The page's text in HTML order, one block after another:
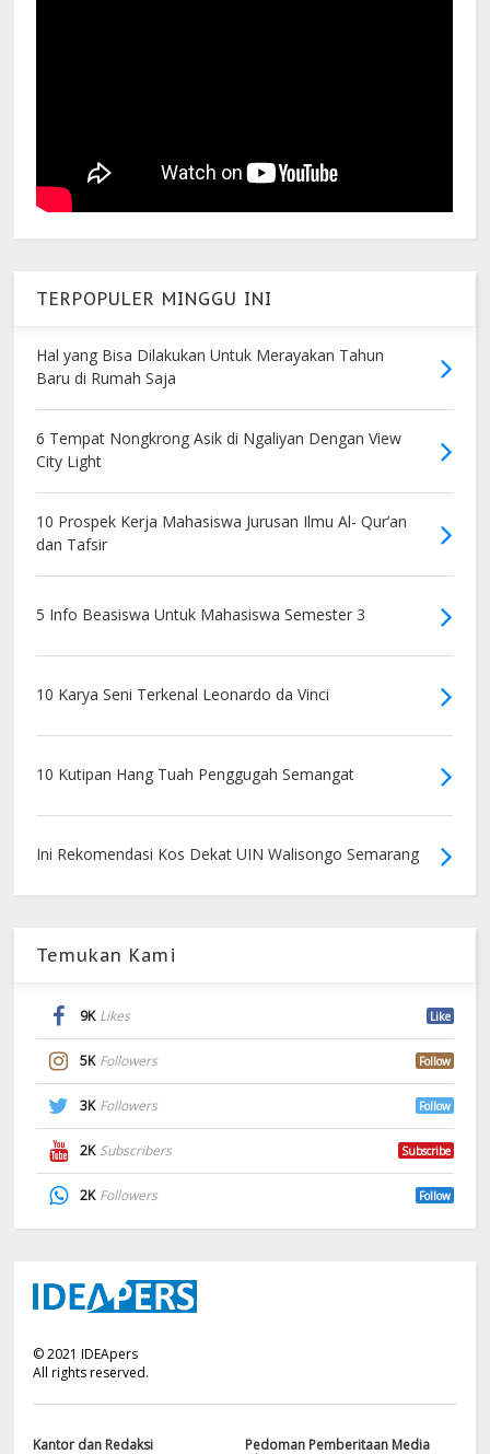
TERPOPULER MINGGU INI
Hal yang Bisa Dilakukan Untuk Merayakan Tahun
Baru di Rumah Saja
6 Tempat Nongkrong Asik di Ngaliyan Dengan View
City Light
10 Prospek Kerja Mahasiswa Jurusan Ilmu Al- Qur’an
dan Tafsir
5 Info Beasiswa Untuk Mahasiswa Semester 3
10 Karya Seni Terkenal Leonardo da Vinci
10 Kutipan Hang Tuah Penggugah Semangat
Ini Rekomendasi Kos Dekat UIN Walisongo Semarang
Temukan Kami
9K Likes Like
5K Followers Follow
3K Followers Follow
2K Subscribers Subscribe
2K Followers Follow
©2021 IDEApers
All rights reserved.
Kantor dan Redaksi
Pedoman Pemberitaan Media